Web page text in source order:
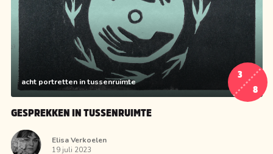
acht portretten in tussenruimte
3
8
GESPREKKEN IN TUSSENRUIMTE
Elisa Verkoelen
19 juli 2023